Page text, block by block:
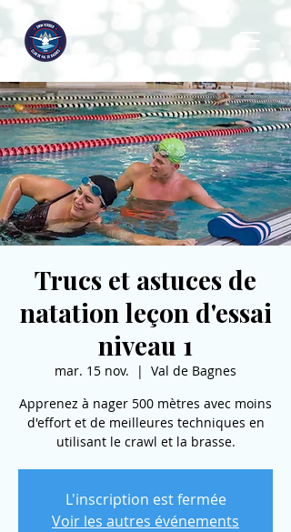
Trucs et astuces de
natation leçon d'essai
niveau 1
mar. 15 nov.
  |
Val de Bagnes
Apprenez à nager 500 mètres avec moins
d'effort et de meilleures techniques en
utilisant le crawl et la brasse.
L'inscription est fermée
Voir les autres événements